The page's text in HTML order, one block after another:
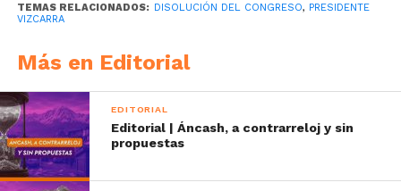
TEMAS RELACIONADOS: DISOLUCIÓN DEL CONGRESO, PRESIDENTE
VIZCARRA
Más en Editorial
EDITORIAL
Editorial | Áncash, a contrarreloj y sin
propuestas